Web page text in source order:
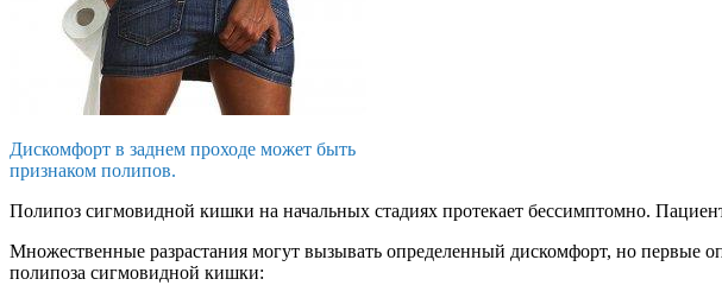
Дискомфорт в заднем проходе может быть
признаком полипов.
Полипоз сигмовидной кишки на начальных стадиях протекает бессимптомно.
Множественные разрастания могут вызывать определенный дискомфорт, но первые
полипоза сигмовидной кишки: